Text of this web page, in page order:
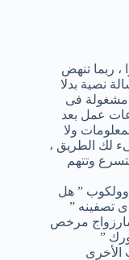
، ربما تنهض
نصية بدلا
مشغولة فى
عمل بعد
ولا
لك الطريق ،
وتتهم
وولكوب ” هل
تصفينه ”
مرخص
”
الأخرى